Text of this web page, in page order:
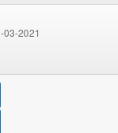
03-2021